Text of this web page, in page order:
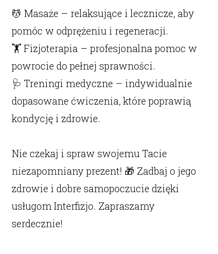
💆 Masaże – relaksujące i lecznicze, aby
pomóc w odprężeniu i regeneracji.
🏋️ Fizjoterapia – profesjonalna pomoc w
powrocie do pełnej sprawności.
🩺 Treningi medyczne – indywidualnie
dopasowane ćwiczenia, które poprawią
kondycję i zdrowie.
Nie czekaj i spraw swojemu Tacie
niezapomniany prezent! 🎁 Zadbaj o jego
zdrowie i dobre samopoczucie dzięki
usługom Interfizjo. Zapraszamy
serdecznie!